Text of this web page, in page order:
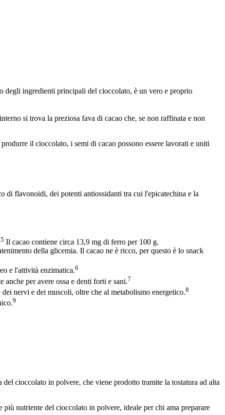
degli ingredienti principali del cioccolato, è un vero e proprio
si trova la preziosa fava di cacao che, se non raffinata e non
il cioccolato, i semi di cacao possono essere lavorati e uniti
di flavonoidi, dei potenti antiossidanti tra cui l'epicatechina e la
5 Il cacao contiene circa 13,9 mg di ferro per 100 g.
della glicemia. Il cacao ne è ricco, per questo è lo snack
e l'attività enzimatica.6
per avere ossa e denti forti e sani.7
nervi e dei muscoli, oltre che al metabolismo energetico.8
9
cioccolato in polvere, che viene prodotto tramite la tostatura ad alta
nutriente del cioccolato in polvere, ideale per chi ama preparare